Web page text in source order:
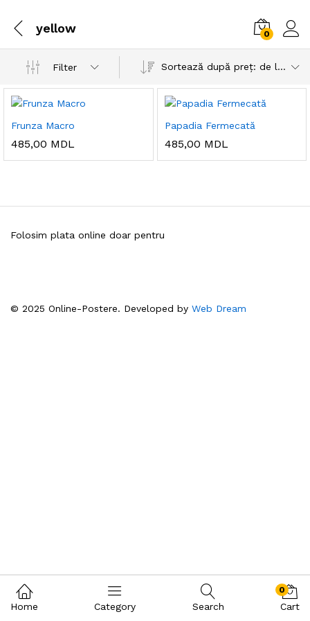
yellow 0
Filter Sortează după preț: de la mic la mare
Frunza Macro
485,00 MDL
Papadia Fermecată
485,00 MDL
© 2025 Online-Postere. Developed by Web Dream
Folosim plata online doar pentru
Home Category Search
0
Cart